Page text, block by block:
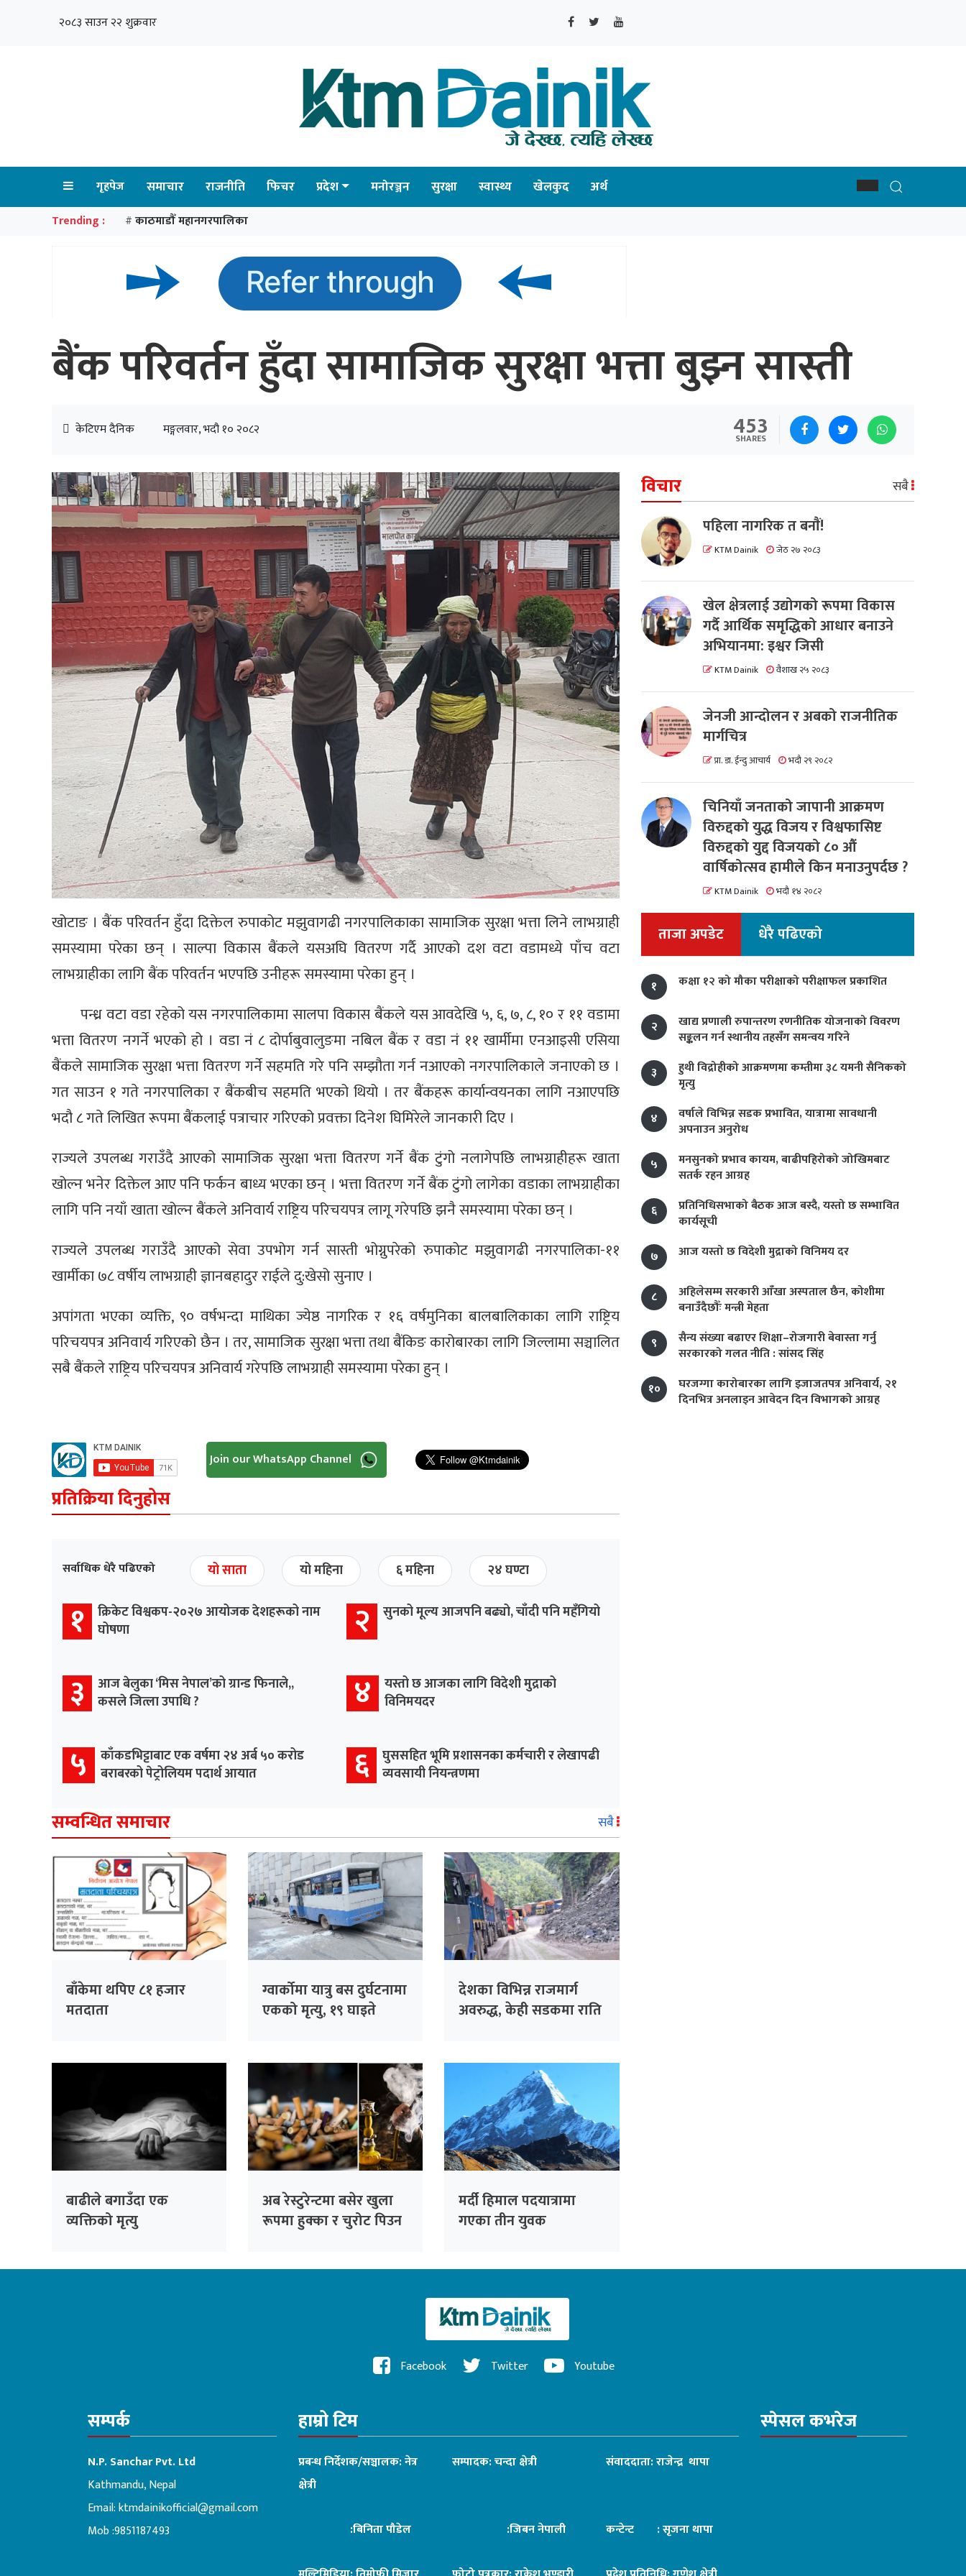
२०८३ साउन २२ शुक्रवार
गृहपेज समाचार राजनीति फिचर प्रदेश मनोरञ्जन सुरक्षा स्वास्थ्य खेलकुद अर्थ
Trending : # काठमाडौँ महानगरपालिका
बैंक परिवर्तन हुँदा सामाजिक सुरक्षा भत्ता बुझ्न सास्ती
केटिएम दैनिक मङ्गलवार, भदौ १० २०८२ 453
SHARES
खोटाङ । बैंक परिवर्तन हुँदा दिक्तेल रुपाकोट मझुवागढी नगरपालिकाका सामाजिक सुरक्षा भत्ता लिने लाभग्राही
समस्यामा परेका छन् । साल्पा विकास बैंकले यसअघि वितरण गर्दै आएको दश वटा वडामध्ये पाँच वटा
लाभग्राहीका लागि बैंक परिवर्तन भएपछि उनीहरू समस्यामा परेका हुन् ।
पन्ध्र वटा वडा रहेको यस नगरपालिकामा सालपा विकास बैंकले यस आवदेखि ५, ६, ७, ८, १० र ११ वडामा
भत्ता वितरण नगर्ने भएको हो । वडा नं ८ दोर्पाबुवालुङमा नबिल बैंक र वडा नं ११ खार्मीमा एनआइसी एसिया
बैंकले सामाजिक सुरक्षा भत्ता वितरण गर्ने सहमति गरे पनि सम्झौता गर्न नआएको नगरपालिकाले जनाएको छ ।
गत साउन १ गते नगरपालिका र बैंकबीच सहमति भएको थियो । तर बैंकहरू कार्यान्वयनका लागि नआएपछि
भदौ ८ गते लिखित रूपमा बैंकलाई पत्राचार गरिएको प्रवक्ता दिनेश घिमिरेले जानकारी दिए ।
राज्यले उपलब्ध गराउँदै आएको सामाजिक सुरक्षा भत्ता वितरण गर्ने बैंक टुंगो नलागेपछि लाभग्राहीहरू खाता
खोल्न भनेर दिक्तेल आए पनि फर्कन बाध्य भएका छन् । भत्ता वितरण गर्ने बैंक टुंगो लागेका वडाका लाभग्राहीका
लागि पनि नयाँ खाता खोल्न बैंकले अनिवार्य राष्ट्रिय परिचयपत्र लागू गरेपछि झनै समस्यामा परेका छन् ।
राज्यले उपलब्ध गराउँदै आएको सेवा उपभोग गर्न सास्ती भोग्नुपरेको रुपाकोट मझुवागढी नगरपालिका-११
खार्मीका ७८ वर्षीय लाभग्राही ज्ञानबहादुर राईले दु:खेसो सुनाए ।
अपांगता भएका व्यक्ति, ९० वर्षभन्दा माथिका ज्येष्ठ नागरिक र १६ वर्षमुनिका बालबालिकाका लागि राष्ट्रिय
परिचयपत्र अनिवार्य गरिएको छैन । तर, सामाजिक सुरक्षा भत्ता तथा बैंकिङ कारोबारका लागि जिल्लामा सञ्चालित
सबै बैंकले राष्ट्रिय परिचयपत्र अनिवार्य गरेपछि लाभग्राही समस्यामा परेका हुन् ।
Join our WhatsApp Channel
प्रतिक्रिया दिनुहोस
सर्वाधिक धेरै पढिएको यो साता यो महिना ६ महिना २४ घण्टा
१ क्रिकेट विश्वकप-२०२७ आयोजक देशहरूको नाम
घोषणा
२ सुनको मूल्य आजपनि बढ्यो, चाँदी पनि महँगियो
३ आज बेलुका ‘मिस नेपाल’को ग्रान्ड फिनाले,,
कसले जित्ला उपाधि ?
४ यस्तो छ आजका लागि विदेशी मुद्राको
विनिमयदर
५ काँकडभिट्टाबाट एक वर्षमा २४ अर्ब ५० करोड
बराबरको पेट्रोलियम पदार्थ आयात
६ घुससहित भूमि प्रशासनका कर्मचारी र लेखापढी
व्यवसायी नियन्त्रणमा
सम्वन्धित समाचार सबै
बाँकेमा थपिए ८१ हजार
मतदाता
ग्वार्कोमा यात्रु बस दुर्घटनामा
एकको मृत्यु, १९ घाइते
देशका विभिन्न राजमार्ग
अवरुद्ध, केही सडकमा राति
बाढीले बगाउँदा एक
व्यक्तिको मृत्यु
अब रेस्टुरेन्टमा बसेर खुला
रूपमा हुक्का र चुरोट पिउन
मर्दी हिमाल पदयात्रामा
गएका तीन युवक
विचार सबै
पहिला नागरिक त बनाैं!
KTM Dainik जेठ २७ २०८३
खेल क्षेत्रलाई उद्योगको रूपमा विकास
गर्दै आर्थिक समृद्धिको आधार बनाउने
अभियानमा: इश्वर जिसी
KTM Dainik वैशाख २५ २०८३
जेनजी आन्दोलन र अबको राजनीतिक
मार्गचित्र
प्रा. डा. ईन्दु आचार्य भदौ २९ २०८२
चिनियाँ जनताको जापानी आक्रमण
विरुद्दको युद्ध विजय र विश्वफासिष्ट
विरुद्दको युद्द विजयको ८० औं
वार्षिकोत्सव हामीले किन मनाउनुपर्दछ ?
KTM Dainik भदौ १४ २०८२
ताजा अपडेट धेरै पढिएको
१ कक्षा १२ को मौका परीक्षाको परीक्षाफल प्रकाशित
२
खाद्य प्रणाली रुपान्तरण रणनीतिक योजनाको विवरण
सङ्कलन गर्न स्थानीय तहसँग समन्वय गरिने
३
हुथी विद्रोहीको आक्रमणमा कम्तीमा ३८ यमनी सैनिकको
मृत्यु
४
वर्षाले विभिन्न सडक प्रभावित, यात्रामा सावधानी
अपनाउन अनुरोध
५
मनसुनको प्रभाव कायम, बाढीपहिरोको जोखिमबाट
सतर्क रहन आग्रह
६
प्रतिनिधिसभाको बैठक आज बस्दै, यस्तो छ सम्भावित
कार्यसूची
७
आज यस्तो छ विदेशी मुद्राको विनिमय दर
८
अहिलेसम्म सरकारी आँखा अस्पताल छैन, कोशीमा
बनाउँदैछौँः मन्त्री मेहता
९
सैन्य संख्या बढाएर शिक्षा–रोजगारी बेवास्ता गर्नु
सरकारको गलत नीति : सांसद सिंह
१०
घरजग्गा कारोबारका लागि इजाजतपत्र अनिवार्य, २१
दिनभित्र अनलाइन आवेदन दिन विभागको आग्रह
Facebook Twitter Youtube
सम्पर्क
N.P. Sanchar Pvt. Ltd
Kathmandu, Nepal
Email:ktmdainikofficial@gmail.com
Mob :9851187493
हाम्रो टिम
प्रबन्ध निर्देशक/सञ्चालक: नेत्र
क्षेत्री
सम्पादक: चन्दा क्षेत्री संवाददाता: राजेन्द्र थापा
:बिनिता पौडेल :जिबन नेपाली कन्टेन्ट : सृजना थापा
स्पेसल कभरेज